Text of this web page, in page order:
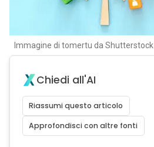
Immagine di tomertu da Shutterstock
Chiedi all'AI
Riassumi questo articolo
Approfondisci con altre fonti